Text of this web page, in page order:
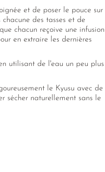
et de poser le pouce sur
des tasses et de
chacun reçoive une infusion
en extraire les dernières
utilisant de l'eau un peu plus
le Kyusu avec de
sécher naturellement sans le